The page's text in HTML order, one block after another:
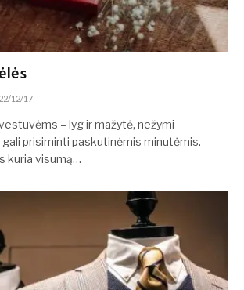
12/17
– lyg ir mažytė, nežymi
prisiminti paskutinėmis minutėmis.
kuria visumą…